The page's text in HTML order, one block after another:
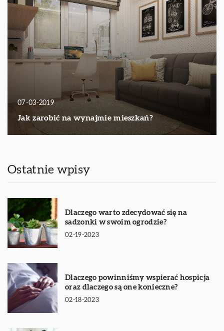
07-03-2019
Jak zarobić na wynajmie mieszkań?
Ostatnie wpisy
Dlaczego warto zdecydować się na
sadzonki w swoim ogrodzie?
02-19-2023
Dlaczego powinniśmy wspierać hospicja
oraz dlaczego są one konieczne?
02-18-2023